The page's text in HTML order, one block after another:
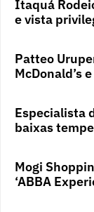
Itaquá
e vista
Patteo
McDonald’s
Especialista
baixas
Mogi
‘ABBA